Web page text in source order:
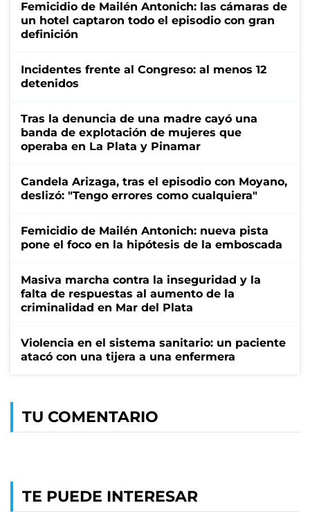
Femicidio de Mailén Antonich: las cámaras de
un hotel captaron todo el episodio con gran
definición
Incidentes frente al Congreso: al menos 12
detenidos
Tras la denuncia de una madre cayó una
banda de explotación de mujeres que
operaba en La Plata y Pinamar
Candela Arizaga, tras el episodio con Moyano,
deslizó: "Tengo errores como cualquiera"
Femicidio de Mailén Antonich: nueva pista
pone el foco en la hipótesis de la emboscada
Masiva marcha contra la inseguridad y la
falta de respuestas al aumento de la
criminalidad en Mar del Plata
Violencia en el sistema sanitario: un paciente
atacó con una tijera a una enfermera
TU COMENTARIO
TE PUEDE INTERESAR